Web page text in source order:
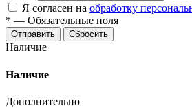
Я согласен на обработку
* — Обязательные поля
Отправить Сбросить
Наличие
Наличие
Дополнительно